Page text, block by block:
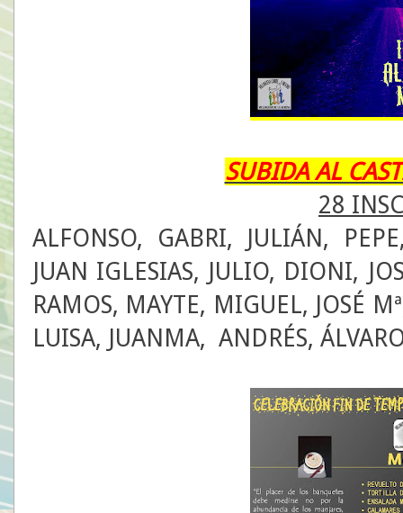
SUBIDA AL
28
ALFONSO, GABRI, JULIÁN,
JUAN IGLESIAS, JULIO, DIONI,
RAMOS, MAYTE, MIGUEL, JOSÉ
LUISA, JUANMA, ANDRÉS,